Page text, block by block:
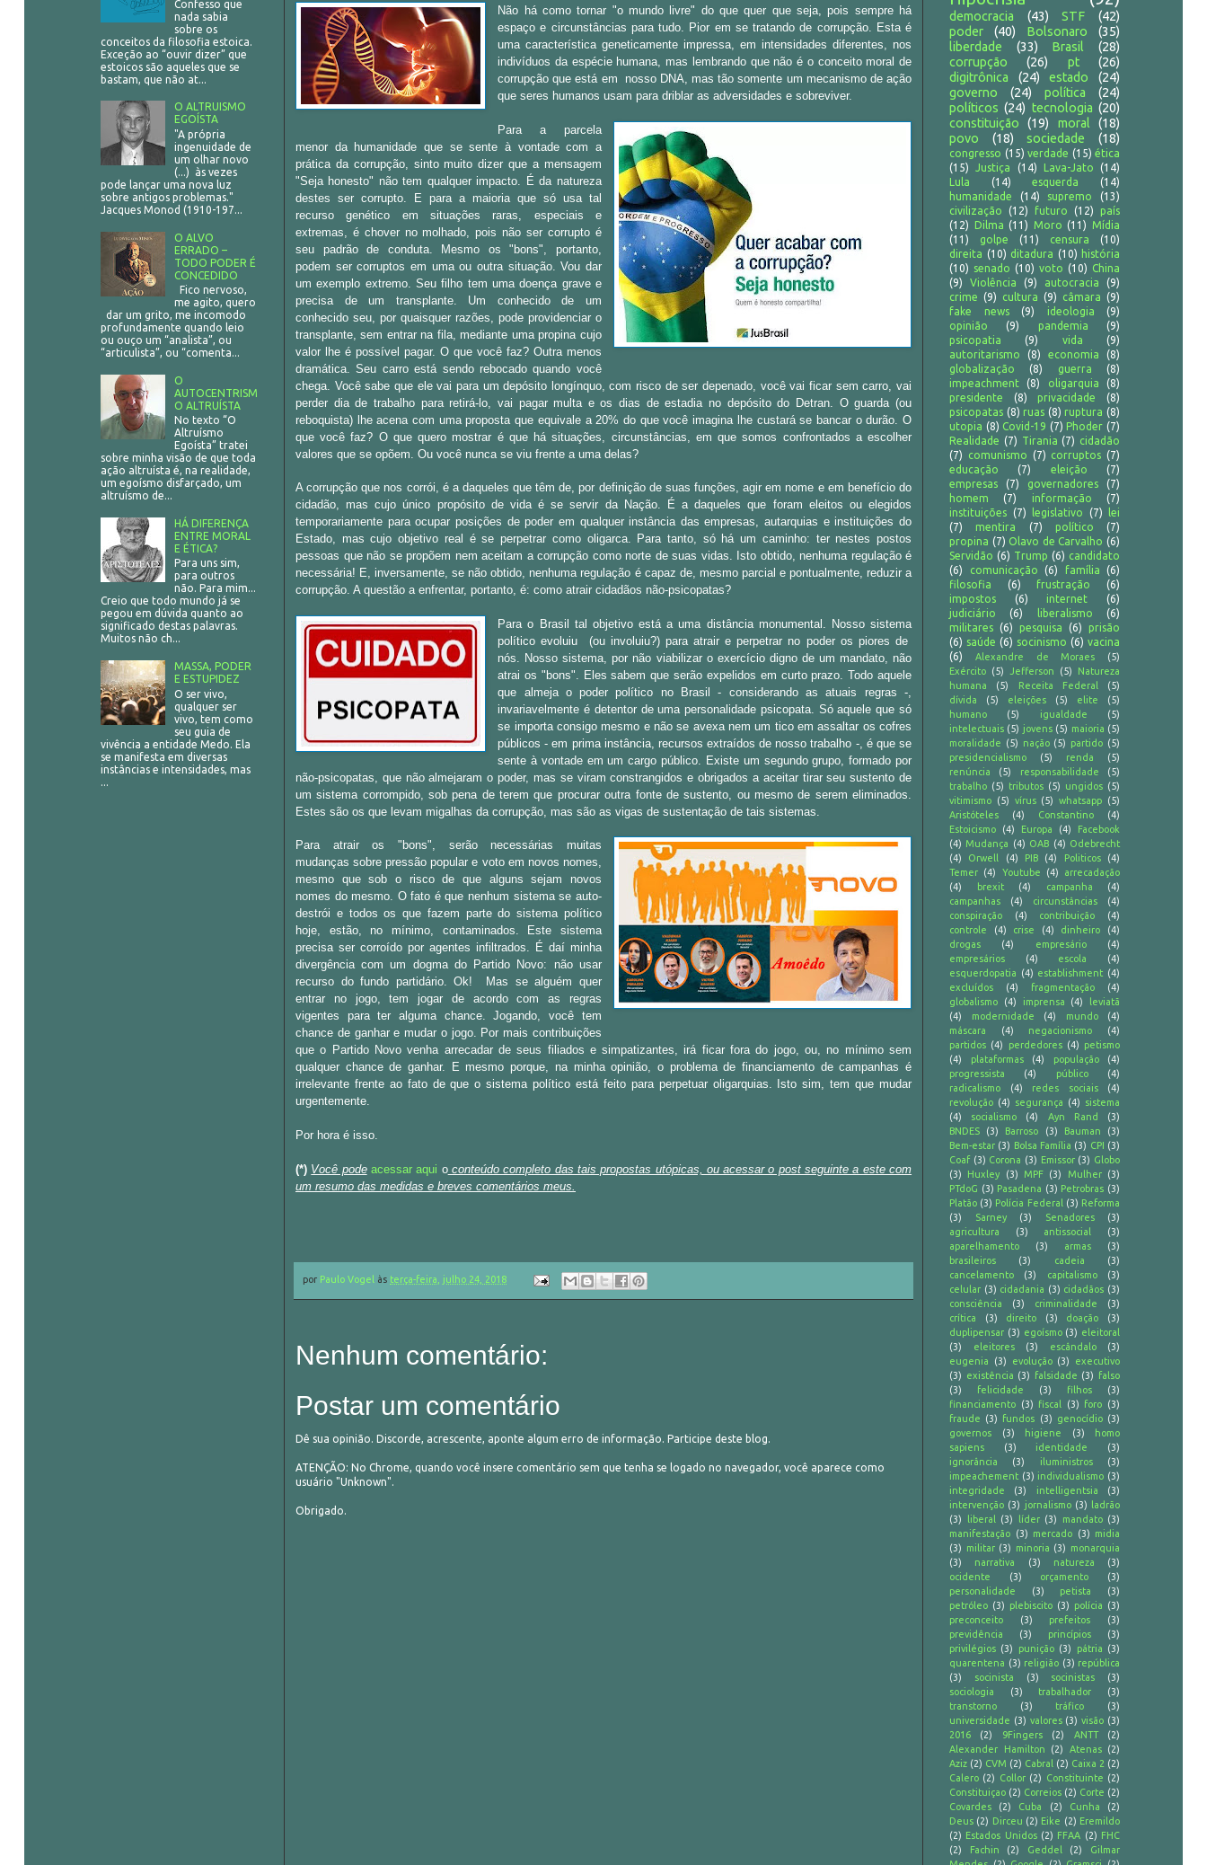
Não há como tornar "o mundo livre" do que quer que seja, pois sempre há
espaço e circunstâncias para tudo. Pior em se tratando de corrupção. Esta é
uma característica geneticamente impressa, em intensidades diferentes, nos
indivíduos da espécie humana, mas lembrando que não é o conceito moral de
corrupção que está em nosso DNA, mas tão somente um mecanismo de ação
que seres humanos usam para driblar as adversidades e sobreviver.
Para a parcela
menor da humanidade que se sente à vontade com a
prática da corrupção, sinto muito dizer que a mensagem
"Seja honesto" não tem qualquer impacto. É da natureza
destes ser corrupto. E para a maioria que só usa tal
recurso genético em situações raras, especiais e
extremas, é chover no molhado, pois não ser corrupto é
seu padrão de conduta. Mesmo os "bons", portanto,
podem ser corruptos em uma ou outra situação. Vou dar
um exemplo extremo. Seu filho tem uma doença grave e
precisa de um transplante. Um conhecido de um
conhecido seu, por quaisquer razões, pode providenciar o
transplante, sem entrar na fila, mediante uma propina cujo
valor lhe é possível pagar. O que você faz? Outra menos
dramática. Seu carro está sendo rebocado quando você
chega. Você sabe que ele vai para um depósito longínquo, com risco de ser depenado, você vai ficar sem carro, vai
perder dia de trabalho para retirá-lo, vai pagar multa e os dias de estadia no depósito do Detran. O guarda (ou
reboquista) lhe acena com uma proposta que equivale a 20% do que você imagina lhe custará se bancar o durão. O
que você faz? O que quero mostrar é que há situações, circunstâncias, em que somos confrontados a escolher
valores que se opõem. Ou você nunca se viu frente a uma delas?
A corrupção que nos corrói, é a daqueles que têm de, por definição de suas funções, agir em nome e em benefício do
cidadão, mas cujo único propósito de vida é se servir da Nação. É a daqueles que foram eleitos ou elegidos
temporariamente para ocupar posições de poder em qualquer instância das empresas, autarquias e instituições do
Estado, mas cujo objetivo real é se perpetrar como oligarca. Para tanto, só há um caminho: ter nestes postos
pessoas que não se propõem nem aceitam a corrupção como norte de suas vidas. Isto obtido, nenhuma regulação é
necessária! E, inversamente, se não obtido, nenhuma regulação é capaz de, mesmo parcial e pontualmente, reduzir a
corrupção. A questão a enfrentar, portanto, é: como atrair cidadãos não-psicopatas?
Para o Brasil tal objetivo está a uma distância monumental. Nosso sistema
político evoluiu (ou involuiu?) para atrair e perpetrar no poder os piores de
nós. Nosso sistema, por não viabilizar o exercício digno de um mandato, não
atrai os "bons". Eles sabem que serão expelidos em curto prazo. Todo aquele
que almeja o poder político no Brasil - considerando as atuais regras -,
invariavelmente é detentor de uma personalidade psicopata. Só aquele que só
se importa consigo mesmo e não se avexa nem um tico em assaltar os cofres
públicos - em prima instância, recursos extraídos de nosso trabalho -, é que se
sente à vontade em um cargo público. Existe um segundo grupo, formado por
não-psicopatas, que não almejaram o poder, mas se viram constrangidos e obrigados a aceitar tirar seu sustento de
um sistema corrompido, sob pena de terem que procurar outra fonte de sustento, ou mesmo de serem eliminados.
Estes são os que levam migalhas da corrupção, mas são as vigas de sustentação de tais sistemas.
Para atrair os "bons", serão necessárias muitas
mudanças sobre pressão popular e voto em novos nomes,
mesmo que sob o risco de que alguns sejam novos
nomes do mesmo. O fato é que nenhum sistema se auto-
destrói e todos os que fazem parte do sistema político
hoje, estão, no mínimo, contaminados. Este sistema
precisa ser corroído por agentes infiltrados. É daí minha
divergência com um dogma do Partido Novo: não usar
recurso do fundo partidário.Ok! Mas se alguém quer
entrar no jogo, tem jogar de acordo com as regras
vigentes para ter alguma chance. Jogando, você tem
chance de ganhar e mudar o jogo. Por mais contribuições
que o Partido Novo venha arrecadar de seus filiados e simpatizantes, irá ficar fora do jogo, ou, no mínimo sem
qualquer chance de ganhar. E mesmo porque, na minha opinião, o problema de financiamento de campanhas é
irrelevante frente ao fato de que o sistema político está feito para perpetuar oligarquias. Isto sim, tem que mudar
urgentemente.
Por hora é isso.
(*) Você pode acessar aqui oconteúdo completo das tais propostas utópicas, ou acessar o post seguinte a este com
um resumo das medidas e breves comentários meus.
por Paulo Vogel às terça-feira, julho 24, 2018
Nenhum comentário:
Postar um comentário
Dê sua opinião. Discorde, acrescente, aponte algum erro de informação. Participe deste blog.
ATENÇÃO: No Chrome, quando você insere comentário sem que tenha se logado no navegador, você aparece como
usuário "Unknown".
Obrigado.
Confesso que
nada sabia
sobre os
conceitos da filosofia estoica.
Exceção ao “ouvir dizer” que
estoicos são aqueles que se
bastam, que não at...
O ALTRUISMO
EGOÍSTA
"A própria
ingenuidade de
um olhar novo
(...) às vezes
pode lançar uma nova luz
sobre antigos problemas."
Jacques Monod (1910-197...
O ALVO
ERRADO –
TODO PODER É
CONCEDIDO
Fico nervoso,
me agito, quero
dar um grito, me incomodo
profundamente quando leio
ou ouço um “analista”, ou
“articulista”, ou “comenta...
O
AUTOCENTRISM
O ALTRUÍSTA
No texto “O
Altruísmo
Egoísta” tratei
sobre minha visão de que toda
ação altruísta é, na realidade,
um egoísmo disfarçado, um
altruísmo de...
HÁ DIFERENÇA
ENTRE MORAL
E ÉTICA?
Para uns sim,
para outros
não. Para mim...
Creio que todo mundo já se
pegou em dúvida quanto ao
significado destas palavras.
Muitos não ch...
MASSA, PODER
E ESTUPIDEZ
O ser vivo,
qualquer ser
vivo, tem como
seu guia de
vivência a entidade Medo. Ela
se manifesta em diversas
instâncias e intensidades, mas
democracia (43) STF
(42)
poder
(40) Bolsonaro
(35)
liberdade
(33) Brasil
(28)
corrupção
(26) pt
(26)
digitrônica
(24) estado
(24)
governo
(24) política
(24)
políticos (24) tecnologia (20)
constituição
(19) moral
(18)
povo
(18) sociedade (18)
congresso (15) verdade (15) ética
(15)
Justiça (14) Lava-Jato
(14)
Lula
(14) esquerda
(14)
humanidade
(14) supremo
(13)
civilização
(12) futuro (12)
país
(12)
Dilma (11) Moro (11) Mídia
(11)
golpe (11) censura
(10)
direita (10) ditadura (10) história
(10) senado (10) voto (10) China
(9)
Violência (9) autocracia
(9)
crime (9) cultura (9) câmara (9)
fake news
(9) ideologia
(9)
opinião
(9) pandemia
(9)
psicopatia
(9) vida
(9)
autoritarismo
(8) economia
(8)
globalização
(8) guerra
(8)
impeachment
(8) oligarquia
(8)
presidente
(8) privacidade
(8)
psicopatas (8) ruas (8) ruptura (8)
utopia (8) Covid-19 (7) Phoder (7)
Realidade (7) Tirania (7) cidadão
(7)
comunismo (7) corruptos (7)
educação
(7) eleição
(7)
empresas
(7) governadores
(7)
homem
(7) informação
(7)
instituições (7) legislativo (7)
lei
(7)
mentira (7) político
(7)
propina (7) Olavo de Carvalho (6)
Servidão (6) Trump (6) candidato
(6)
comunicação (6) família
(6)
filosofia
(6) frustração
(6)
impostos
(6) internet
(6)
judiciário
(6) liberalismo
(6)
militares (6) pesquisa (6)
prisão
(6) saúde (6) socinismo (6) vacina
(6)
Alexandre de Moraes
(5)
Exército (5) Jefferson (5)
Natureza
humana
(5) Receita Federal
(5)
dívida
(5) eleições (5) elite
(5)
humano
(5) igualdade
(5)
intelectuais (5) jovens (5) maioria (5)
moralidade (5) nação (5) partido (5)
presidencialismo
(5) renda
(5)
renúncia
(5) responsabilidade
(5)
trabalho (5) tributos (5) ungidos (5)
vitimismo (5) vírus (5) whatsapp (5)
Aristóteles
(4) Constantino
(4)
Estoicismo
(4) Europa (4)
Facebook
(4) Mudança (4) OAB (4) Odebrecht
(4)
Orwell (4) PIB (4) Politicos
(4)
Temer (4) Youtube (4)
arrecadação
(4)
brexit (4) campanha
(4)
campanhas
(4) circunstâncias
(4)
conspiração
(4) contribuição
(4)
controle
(4) crise (4) dinheiro
(4)
drogas
(4) empresário
(4)
empresários
(4) escola
(4)
esquerdopatia (4) establishment (4)
excluídos
(4) fragmentação
(4)
globalismo
(4) imprensa (4)
leviatã
(4)
modernidade (4) mundo
(4)
máscara
(4) negacionismo
(4)
partidos (4) perdedores (4) petismo
(4)
plataformas (4) população
(4)
progressista
(4) público
(4)
radicalismo
(4) redes sociais
(4)
revolução (4) segurança (4) sistema
(4)
socialismo (4) Ayn Rand
(3)
BNDES
(3) Barroso (3) Bauman
(3)
Bem-estar (3) Bolsa Família (3) CPI (3)
Coaf (3) Corona (3) Emissor (3) Globo
(3)
Huxley (3) MPF (3) Mulher
(3)
PTdoG (3) Pasadena (3) Petrobras (3)
Platão (3) Polícia Federal (3) Reforma
(3)
Sarney (3) Senadores
(3)
agricultura
(3) antissocial
(3)
aparelhamento
(3) armas
(3)
brasileiros
(3) cadeia
(3)
cancelamento
(3) capitalismo
(3)
celular (3) cidadania (3) cidadãos (3)
consciência
(3) criminalidade
(3)
crítica
(3) direito (3) doação
(3)
duplipensar (3) egoísmo (3) eleitoral
(3)
eleitores (3) escândalo
(3)
eugenia
(3) evolução (3)
executivo
(3) existência (3) falsidade (3)
falso
(3)
felicidade (3) filhos
(3)
financiamento (3) fiscal (3) foro (3)
fraude (3) fundos (3) genocídio (3)
governos
(3) higiene (3)
homo
sapiens
(3) identidade
(3)
ignorância
(3) iluministros
(3)
impeachement (3) individualismo (3)
integridade
(3) intelligentsia
(3)
intervenção (3) jornalismo (3)
ladrão
(3)
liberal (3) líder (3) mandato (3)
manifestação (3) mercado (3) midia
(3) militar (3) minoria (3) monarquia
(3)
narrativa (3) natureza
(3)
ocidente
(3) orçamento
(3)
personalidade
(3) petista
(3)
petróleo (3) plebiscito (3) polícia (3)
preconceito
(3) prefeitos
(3)
previdência
(3) princípios
(3)
privilégios (3) punição (3) pátria (3)
quarentena (3) religião (3) república
(3)
socinista (3) socinistas
(3)
sociologia
(3) trabalhador
(3)
transtorno
(3) tráfico
(3)
universidade (3) valores (3) visão (3)
2016
(2) 9Fingers (2) ANTT
(2)
Alexander Hamilton
(2) Atenas
(2)
Aziz (2) CVM (2) Cabral (2) Caixa 2 (2)
Calero (2) Collor (2) Constituinte (2)
Constituiçao (2) Correios (2) Corte (2)
Covardes
(2) Cuba (2) Cunha
(2)
Deus (2) Dirceu (2) Eike (2) Eremildo
(2) Estados Unidos (2) FFAA (2) FHC
(2)
Fachin (2) Geddel (2)
Gilmar